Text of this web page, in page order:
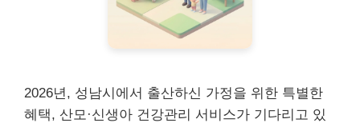
2026년, 성남시에서 출산하신 가정을 위한 특별한
혜택, 산모·신생아 건강관리 서비스가 기다리고 있